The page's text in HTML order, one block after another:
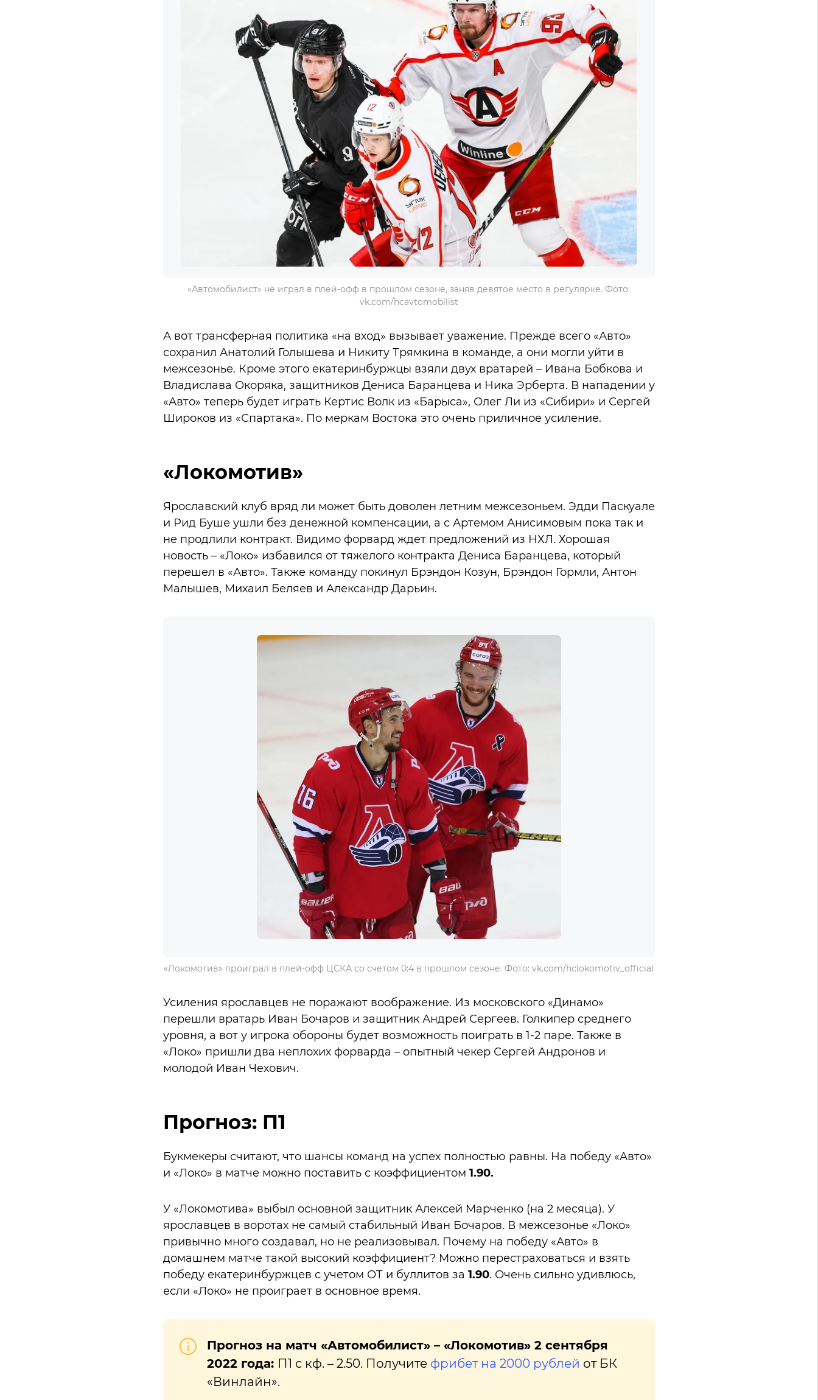
«Автомобилист» не играл в плей-офф в прошлом сезоне, заняв девятое место в регулярке. Фото:
vk.com/hcavtomobilist
А вот трансферная политика «на вход» вызывает уважение. Прежде всего «Авто»
сохранил Анатолий Голышева и Никиту Трямкина в команде, а они могли уйти в
межсезонье. Кроме этого екатеринбуржцы взяли двух вратарей – Ивана Бобкова и
Владислава Окоряка, защитников Дениса Баранцева и Ника Эрберта. В нападении у
«Авто» теперь будет играть Кертис Волк из «Барыса», Олег Ли из «Сибири» и Сергей
Широков из «Спартака». По меркам Востока это очень приличное усиление.
«Локомотив»
Ярославский клуб вряд ли может быть доволен летним межсезоньем. Эдди Паскуале
и Рид Буше ушли без денежной компенсации, а с Артемом Анисимовым пока так и
не продлили контракт. Видимо форвард ждет предложений из НХЛ. Хорошая
новость – «Локо» избавился от тяжелого контракта Дениса Баранцева, который
перешел в «Авто». Также команду покинул Брэндон Козун, Брэндон Гормли, Антон
Малышев, Михаил Беляев и Александр Дарьин.
«Локомотив» проиграл в плей-офф ЦСКА со счетом 0:4 в прошлом сезоне. Фото: vk.com/hclokomotiv_official
Усиления ярославцев не поражают воображение. Из московского «Динамо»
перешли вратарь Иван Бочаров и защитник Андрей Сергеев. Голкипер среднего
уровня, а вот у игрока обороны будет возможность поиграть в 1-2 паре. Также в
«Локо» пришли два неплохих форварда – опытный чекер Сергей Андронов и
молодой Иван Чехович.
Прогноз: П1
Букмекеры считают, что шансы команд на успех полностью равны. На победу «Авто»
и «Локо» в матче можно поставить с коэффициентом 1.90.
У «Локомотива» выбыл основной защитник Алексей Марченко (на 2 месяца). У
ярославцев в воротах не самый стабильный Иван Бочаров. В межсезонье «Локо»
привычно много создавал, но не реализовывал. Почему на победу «Авто» в
домашнем матче такой высокий коэффициент? Можно перестраховаться и взять
победу екатеринбуржцев с учетом ОТ и буллитов за 1.90. Очень сильно удивлюсь,
если «Локо» не проиграет в основное время.
Прогноз на матч «Автомобилист» – «Локомотив» 2 сентября
2022 года: П1 с кф. – 2.50. Получите фрибет на 2000 рублей от БК
«Винлайн».